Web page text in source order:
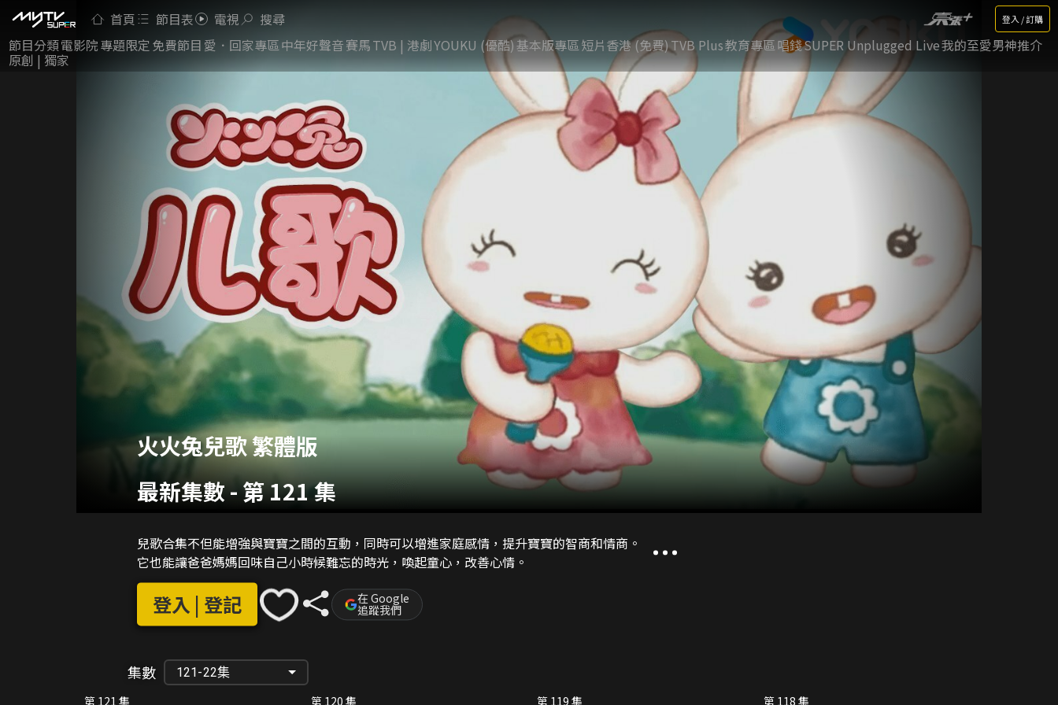
首頁 節目表 電視 搜尋 登入 / 訂購
節目分類電影院專題限定 免費節目 愛．回家專區中年好聲音賽馬TVB | 港劇YOUKU (優酷)基本版專區短片香港 (免費)TVB Plus教育專區唱錢SUPER Unplugged Live我的至愛男神推介
原創 | 獨家
火火兔兒歌 繁體版
最新集數-第 121 集
兒歌合集不但能增強與寶寶之間的互動，同時可以增進家庭感情，提升寶寶的智商和情商。
它也能讓爸爸媽媽回味自己小時候難忘的時光，喚起童心，改善心情。
登入 | 登記 在 Google
追蹤我們
集數 121-22集
第 121 集 第 120 集 第 119 集
第 118 集